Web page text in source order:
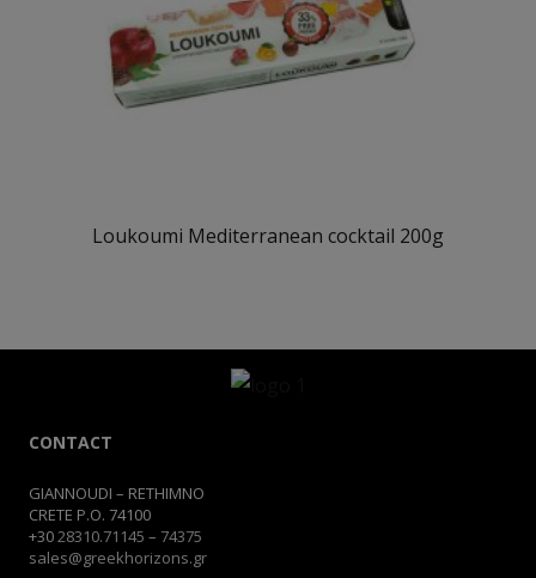
Loukoumi Mediterranean cocktail 200g
CONTACT
GIANNOUDI – RETHIMNO
CRETE P.O. 74100
+3028310.71145 – 74375
sales@greekhorizons.gr